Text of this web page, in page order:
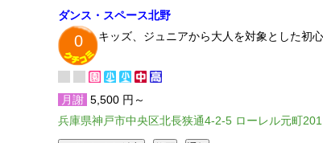
ダンス・スペース北野
0 キッズ、ジュニアから大人を対象とした初
月謝 5,500 円～
兵庫県神戸市中央区北長狭通4-2-5 ローレル元町201